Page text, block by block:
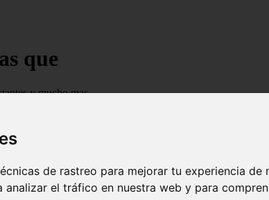
de rastreo para mejorar tu experiencia
analizar el tráfico en nuestra web y para
que
y mucho mas